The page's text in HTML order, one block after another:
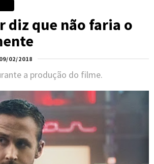
diz que não faria o
02/2018
a produção do filme.